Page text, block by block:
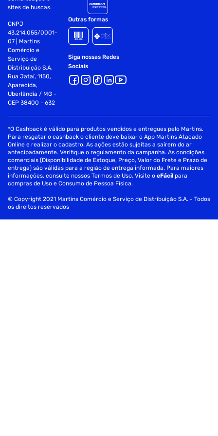
Especificações
Cor Preto
sites de buscas.
CNPJ
43.214.055/0001-
07 | Martins
Comércio e
Serviço de
Distribuição S.A.
Rua Jataí, 1150,
Aparecida,
Uberlândia / MG -
CEP 38400 - 632
Outras formas
Siga nossas Redes
Sociais
*O Cashback é válido para produtos vendidos e entregues pelo Martins.
Para resgatar o cashback o cliente deve baixar o App Martins Atacado
Online e realizar o cadastro. As ações estão sujeitas a saírem do ar
antecipadamente. Verifique o regulamento da campanha. As condições
comerciais (Disponibilidade de Estoque, Preço, Valor do Frete e Prazo de
entrega) são válidas para a região de entrega informada. Para maiores
informações, consulte nossos Termos de Uso. Visite oeFácil para
compras de Uso e Consumo de Pessoa Física.
© Copyright 2021 Martins Comércio e Serviço de Distribuição S.A. - Todos
os direitos reservados